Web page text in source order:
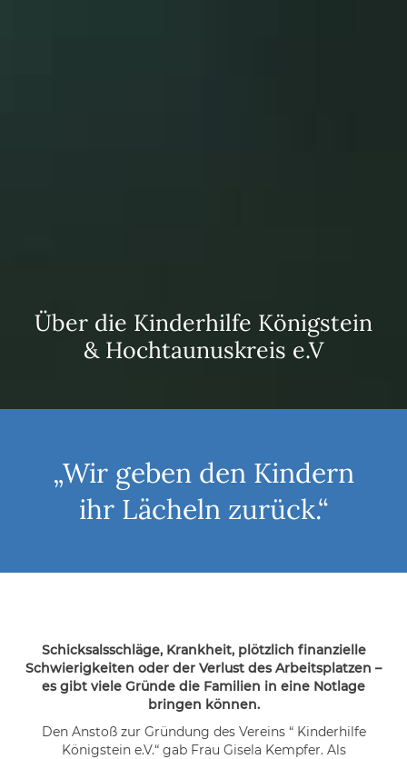
Über die Kinderhilfe Königstein
& Hochtaunuskreis e.V
„Wir geben den Kindern
ihr Lächeln zurück.“
Schicksalsschläge, Krankheit, plötzlich finanzielle
Schwierigkeiten oder der Verlust des Arbeitsplatzen –
es gibt viele Gründe die Familien in eine Notlage
bringen können.
Den Anstoß zur Gründung des Vereins “ Kinderhilfe
Königstein e.V.“ gab Frau Gisela Kempfer. Als